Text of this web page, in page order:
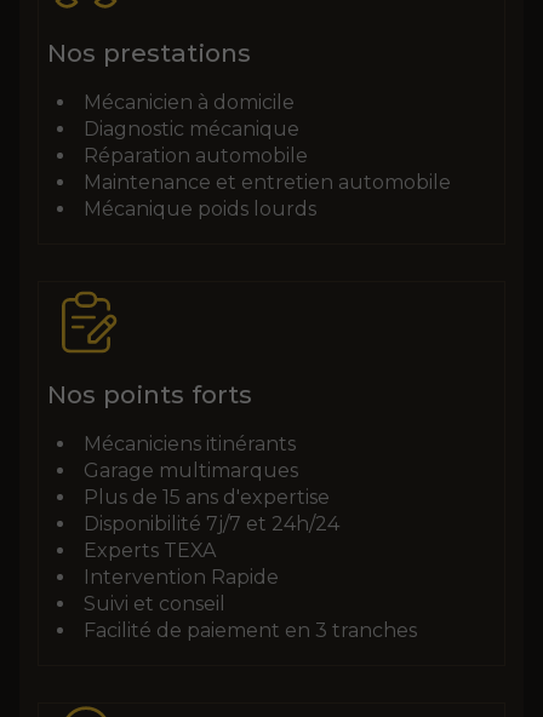
Nos prestations
Mécanicien à domicile
Diagnostic mécanique
Réparation automobile
Maintenance et entretien automobile
Mécanique poids lourds
Nos points forts
Mécaniciens itinérants
Garage multimarques
Plus de 15 ans d'expertise
Disponibilité 7j/7 et 24h/24
Experts TEXA
Intervention Rapide
Suivi et conseil
Facilité de paiement en 3 tranches